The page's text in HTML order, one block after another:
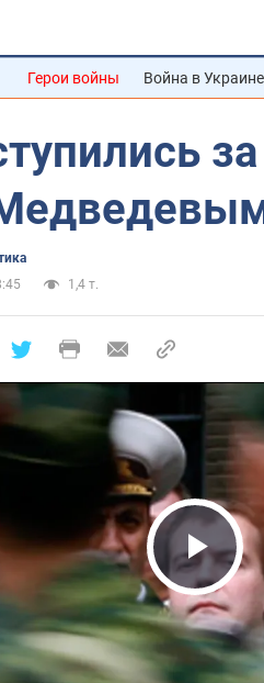
Герои войны Война в Украине
1,4 т.
Play